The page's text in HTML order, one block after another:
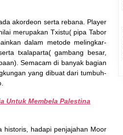
akordeon serta rebana. Player
merupakan Txistu( pipa Tabor
dalam metode melingkar-
txalaparta( gambang besar,
Semacam di banyak bagian
yang dibuat dari tumbuh-
Untuk Membela Palestina
historis, hadapi penjajahan Moor